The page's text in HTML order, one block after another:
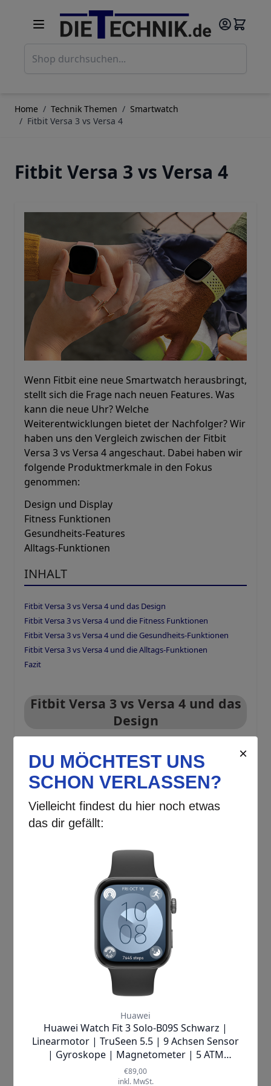
Home / Technik Themen / Smartwatch
/ Fitbit Versa 3 vs Versa 4
Fitbit Versa 3 vs Versa 4
Wenn Fitbit eine neue Smartwatch herausbringt,
stellt sich die Frage nach neuen Features. Was
kann die neue Uhr? Welche
Weiterentwicklungen bietet der Nachfolger? Wir
haben uns den Vergleich zwischen der Fitbit
Versa 3 vs Versa 4 angeschaut. Dabei haben wir
folgende Produktmerkmale in den Fokus
genommen:
Design und Display
Fitness Funktionen
Gesundheits-Features
Alltags-Funktionen
INHALT
Fitbit Versa 3 vs Versa 4 und das Design
Fitbit Versa 3 vs Versa 4 und die Fitness Funktionen
Fitbit Versa 3 vs Versa 4 und die Gesundheits-Funktionen
Fitbit Versa 3 vs Versa 4 und die Alltags-Funktionen
Fazit
Fitbit Versa 3 vs Versa 4 und das
Design
Vergleich zwischen der Fitbit Versa 3 vs Versa 4
die optischen Unterschiede. Denn die Versa 4 ist
dünner und leichter. An der linken Gehäuseseite
befindet sich zudem eine Funktionstaste.
Außerdem ist das Gehäuse noch stärker
abgerundet. Beide Uhren haben ein Farbdisplay,
aber nur der Nachfolger verfügt über einen
Always-on-Modus. Die optischen Unterschiede
Versa 3 mit einer Gehäusedicke von 12,4 mm
Versa 4 mit einer Gehäusedicke von 11,2 mm
Versa 4 mit Taste am Gehäuse
Versa 4 mit Always-on-Modus
Fitbit Versa 3 vs Versa 4 und die
Fitness Funktionen
Bei den Fitness Features zeigen sich die
nächsten größeren Unterschiede zwischen der
Fitbit Versa 3 vs Versa 4. Denn die Versa 4 bietet
über 40 Trainingsmodi, während der Vorgänger
Versa 3 nur 20 Sportarten trackt. Unter den